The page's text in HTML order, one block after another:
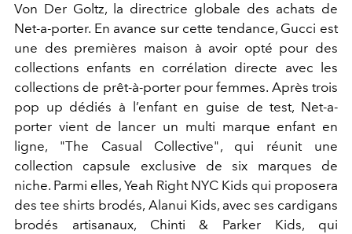
Von Der Goltz, la directrice globale des achats de
Net-a-porter. En avance sur cette tendance, Gucci est
une des premières maison à avoir opté pour des
collections enfants en corrélation directe avec les
collections de prêt-à-porter pour femmes. Après trois
pop up dédiés à l’enfant en guise de test, Net-a-
porter vient de lancer un multi marque enfant en
ligne, "The Casual Collective", qui réunit une
collection capsule exclusive de six marques de
niche. Parmi elles, Yeah Right NYC Kids qui proposera
des tee shirts brodés, Alanui Kids, avec ses cardigans
brodés artisanaux, Chinti & Parker Kids, qui